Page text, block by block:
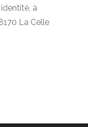
à
La Celle